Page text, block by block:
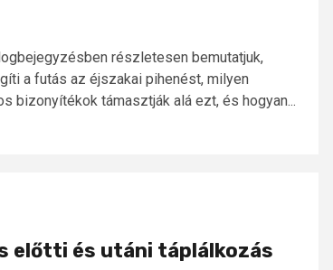
részletesen bemutatjuk,
a futás az éjszakai pihenést, milyen
bizonyítékok támasztják alá ezt, és hogyan...
előtti és utáni táplálkozás